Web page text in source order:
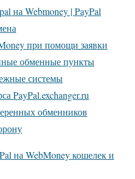
на Webmoney | PayPal
при помощи заявки
обменные пункты
системы
PayPal.exchanger.ru
обменников
на WebMoney кошелек и